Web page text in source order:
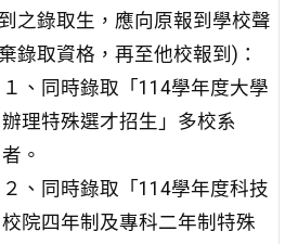
之錄取生，應向原報到學校聲
錄取資格，再至他校報到)：
１、同時錄取「114學年度大學
辦理特殊選才招生」多校系
者。
２、同時錄取「114學年度科技
校院四年制及專科二年制特殊